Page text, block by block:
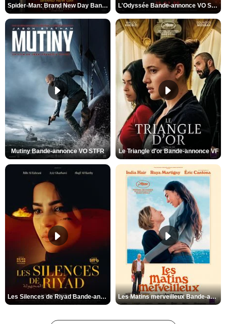
Spider-Man: Brand New Day Bande-annonce VO STFR L'Odyssée Bande-annonce VO STFR
Mutiny Bande-annonce VO STFR Le Triangle d'or Bande-annonce VF
Les Silences de Riyad Bande-annonce VO STFR Les Matins merveilleux Bande-annonce VF